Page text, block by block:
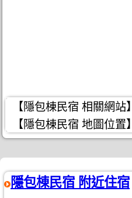
【隱包棟民宿 相關網站】
【隱包棟民宿 地圖位置】
隱包棟民宿 附近住宿